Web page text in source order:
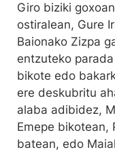
Giro biziki
ostiralean, Gure
Baionako Zizpa
entzuteko
bikote edo
ere deskubritu
alaba adibidez,
Emepe bikotean,
batean, edo